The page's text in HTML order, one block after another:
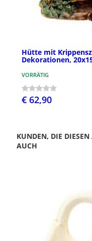
Hütte mit
Dekorationen,
VORRÄTIG
€ 62,90
KUNDEN, DIE
AUCH